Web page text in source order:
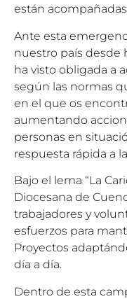
están
Ante esta
nuestro país desde
ha visto obligada a
según las normas
en el que os
aumentando
personas en
respuesta rápida a
Bajo el lema “La
Diocesana de
trabajadores y
esfuerzos para
Proyectos
día a día.
Dentro de esta